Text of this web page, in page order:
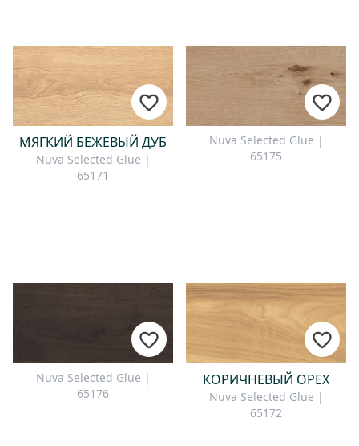
МЯГКИЙ БЕЖЕВЫЙ ДУБ
Nuva Selected Glue |
65171
Nuva Selected Glue |
65175
Nuva Selected Glue |
65176
КОРИЧНЕВЫЙ ОРЕХ
Nuva Selected Glue |
65172